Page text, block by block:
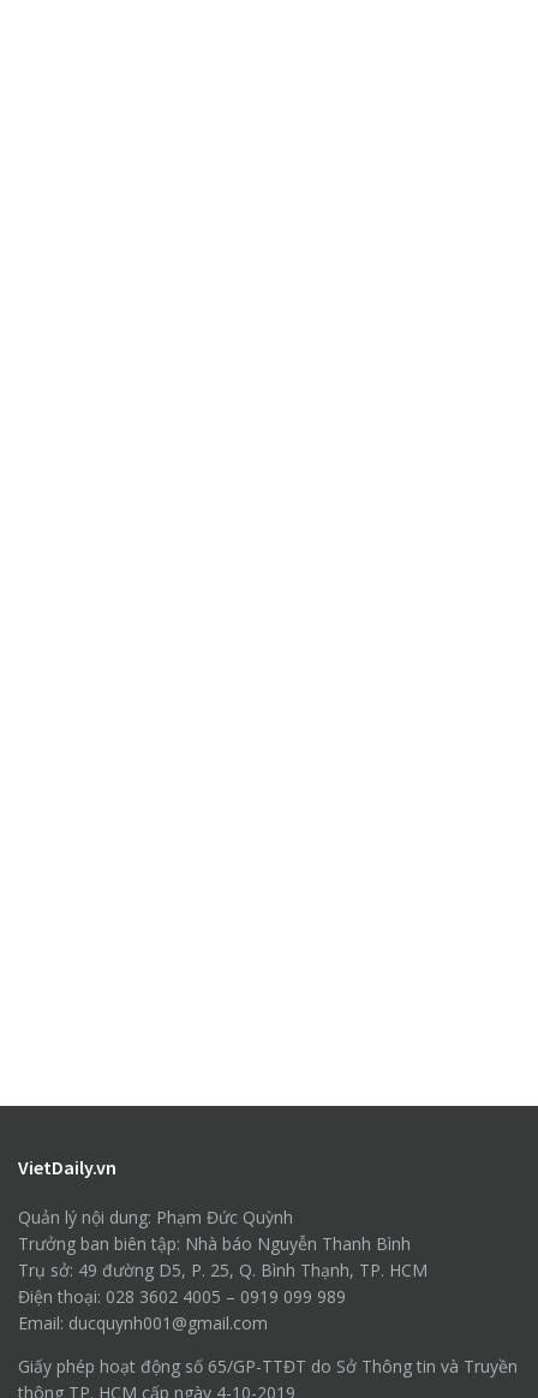
VietDaily.vn
Quản lý nội dung: Phạm Đức Quỳnh
Trưởng ban biên tập: Nhà báo Nguyễn Thanh Bình
Trụ sở: 49 đường D5, P. 25, Q. Bình Thạnh, TP. HCM
Điện thoại: 028 3602 4005 – 0919 099 989
Email: ducquynh001@gmail.com
Giấy phép hoạt động số 65/GP-TTĐT do Sở Thông tin và Truyền
thông TP. HCM cấp ngày 4-10-2019